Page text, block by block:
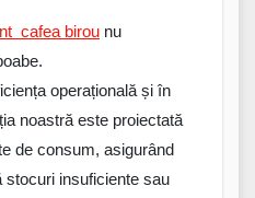
cafea birou nu
.
operațională și în
noastră este proiectată
de consum, asigurând
stocuri insuficiente sau